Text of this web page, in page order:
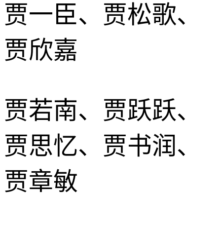
贾一臣、贾松歌、
贾欣嘉
贾若南、贾跃跃、
贾思忆、贾书润、
贾章敏